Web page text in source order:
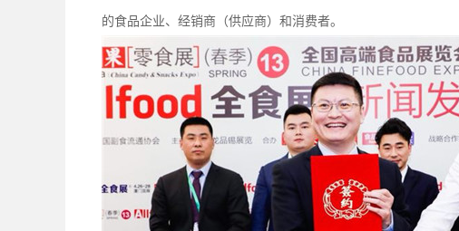
的食品企业、经销商（供应商）和消费者。